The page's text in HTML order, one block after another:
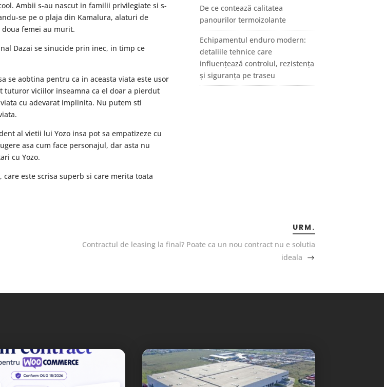
Ambii s-au nascut in familii privilegiate si s-
se pe o plaja din Kamalura, alaturi de
doua femei au murit.
Dazai se sinucide prin inec, in timp ce
se aobtina pentru ca in aceasta viata este usor
tuturor viciilor inseamna ca el doar a pierdut
cu adevarat implinita. Nu putem sti
al vietii lui Yozo insa pot sa empatizeze cu
asa cum face personajul, dar asta nu
cu Yozo.
este scrisa superb si care merita toata
De ce contează calitatea
panourilor termoizolante
Echipamentul enduro modern:
detaliile tehnice care
influențează controlul, rezistența
și siguranța pe traseu
URM.
Contractul de leasing la final? Poate ca un nou contract nu e solutia
ideala